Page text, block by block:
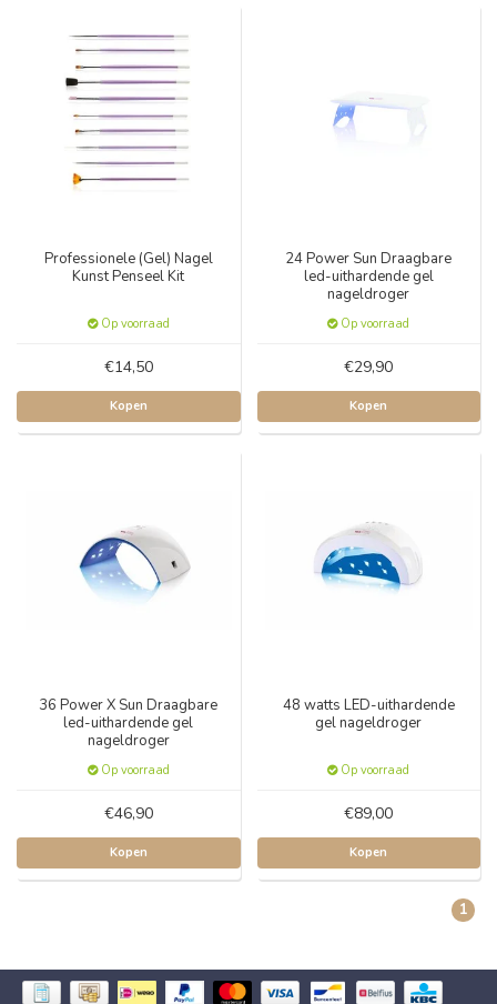
Professionele (Gel) Nagel
Kunst Penseel Kit
Op voorraad
€14,50
Kopen
24 Power Sun Draagbare
led-uithardende gel
nageldroger
Op voorraad
€29,90
Kopen
36 Power X Sun Draagbare
led-uithardende gel
nageldroger
Op voorraad
€46,90
Kopen
48 watts LED-uithardende
gel nageldroger
Op voorraad
€89,00
Kopen
1